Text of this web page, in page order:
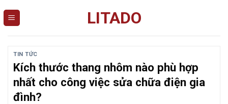
LITADO
TIN TỨC
Kích thước thang nhôm nào phù hợp
nhất cho công việc sửa chữa điện gia
đình?